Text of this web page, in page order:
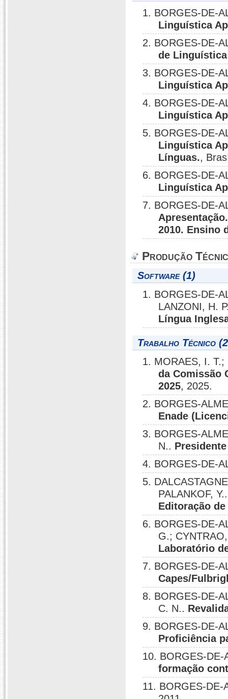
1. BORGES-DE-
Linguística
2. BORGES-DE-
de
3. BORGES-DE-
Linguística
4. BORGES-DE-
Linguística
5. BORGES-DE-
Linguística
Línguas.,
6. BORGES-DE-
Linguística
7. BORGES-DE-
2010. Ensino
Produção
Software (1)
1. BORGES-DE-
LANZONI, H.
Língua
Trabalho Técnico
1. MORAES, I.
da Comissão
2025, 2025.
2. BORGES-
Enade
3. BORGES-
N..
4. BORGES-DE-
5.
PALANKOF,
Editoração
6. BORGES-DE-
G.;
Laboratório
7. BORGES-DE-
Capes/
8. BORGES-DE-
C. N..
9. BORGES-DE-
Proficiência
10. BORGES-
formação
11. BORGES-